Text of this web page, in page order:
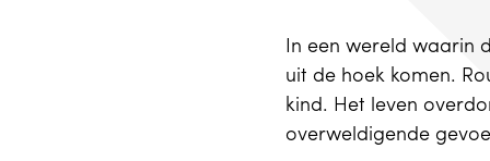
In een wereld waarin
uit de hoek komen.
kind. Het leven
overweldigende